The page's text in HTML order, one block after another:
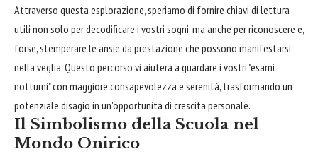
Attraverso questa esplorazione, speriamo di fornire chiavi di lettura
utili non solo per decodificare i vostri sogni, ma anche per riconoscere e,
forse, stemperare le ansie da prestazione che possono manifestarsi
nella veglia. Questo percorso vi aiuterà a guardare i vostri "esami
notturni" con maggiore consapevolezza e serenità, trasformando un
potenziale disagio in un'opportunità di crescita personale.
Il Simbolismo della Scuola nel
Mondo Onirico